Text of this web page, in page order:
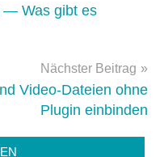
— Was gibt es
Nächster Beitrag
Video-Dateien ohne
Plugin einbinden